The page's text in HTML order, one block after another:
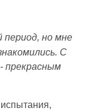
но мне
С
прекрасным